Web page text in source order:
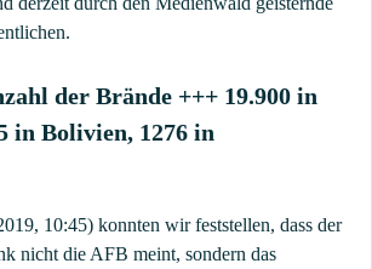
der Brände +++ 19.900 in
in Bolivien, 1276 in
10:45) konnten wir feststellen, dass der
nicht die AFB meint, sondern das